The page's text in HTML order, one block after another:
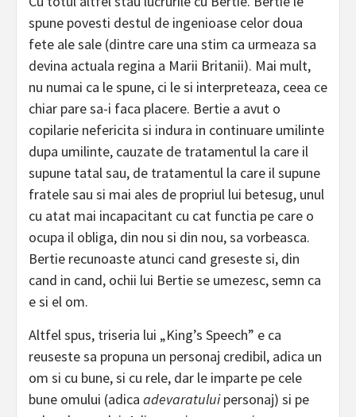
spune povesti destul de ingenioase celor doua
fete ale sale (dintre care una stim ca urmeaza sa
devina actuala regina a Marii Britanii). Mai mult,
nu numai ca le spune, ci le si interpreteaza, ceea ce
chiar pare sa-i faca placere. Bertie a avut o
copilarie nefericita si indura in continuare umilinte
dupa umilinte, cauzate de tratamentul la care il
supune tatal sau, de tratamentul la care il supune
fratele sau si mai ales de propriul lui betesug, unul
cu atat mai incapacitant cu cat functia pe care o
ocupa il obliga, din nou si din nou, sa vorbeasca.
Bertie recunoaste atunci cand greseste si, din
cand in cand, ochii lui Bertie se umezesc, semn ca
e si el om.
Altfel spus, triseria lui „King’s Speech” e ca
reuseste sa propuna un personaj credibil, adica un
om si cu bune, si cu rele, dar le imparte pe cele
bune omului (adica adevaratuluipersonaj) si pe